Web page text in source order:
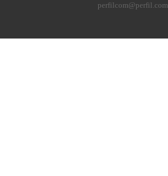
perfilcom@perfil.com